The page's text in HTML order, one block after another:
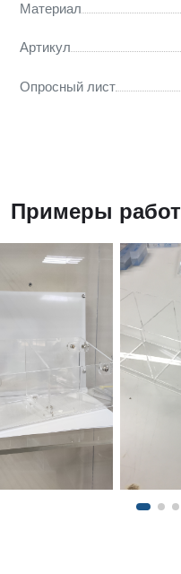
Материал
Артикул
Опросный лист
Примеры работ